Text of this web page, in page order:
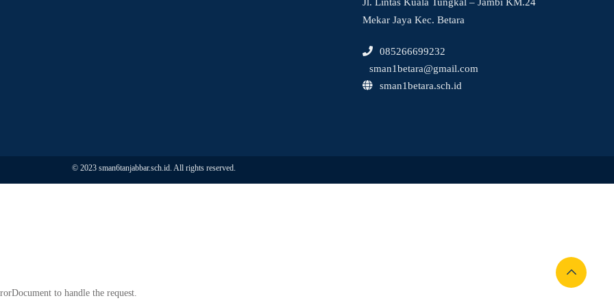
Mekar Jaya Kec. Betara
085266699232
sman1betara@gmail.com
sman1betara.sch.id
© 2023 sman6tanjabbar.sch.id. All rights reserved.
to handle the request.